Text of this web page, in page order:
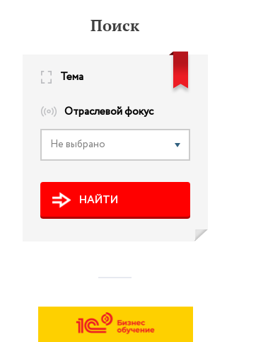
Поиск
Тема
Отраслевой фокус
Не выбрано
НАЙТИ